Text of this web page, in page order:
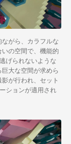
がら、カラフルな
の空間で、機能的
げられないような
大な空間が求めら
が行われ、セット
ションが適用され